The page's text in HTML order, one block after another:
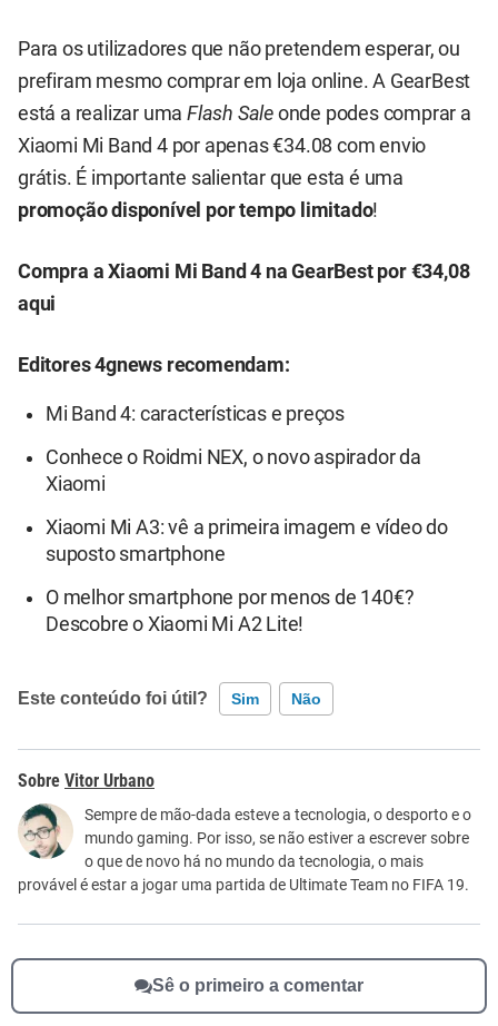
Para os utilizadores que não pretendem esperar, ou
prefiram mesmo comprar em loja online. A GearBest
está a realizar umaFlash Sale onde podes comprar a
Xiaomi Mi Band 4 por apenas €34.08 com envio
grátis. É importante salientar que esta é uma
promoção disponível por tempo limitado!
Compra a Xiaomi Mi Band 4 na GearBest por €34,08
aqui
Editores 4gnews recomendam:
Mi Band 4: características e preços
Conhece o Roidmi NEX, o novo aspirador da
Xiaomi
Xiaomi Mi A3: vê a primeira imagem e vídeo do
suposto smartphone
O melhor smartphone por menos de 140€?
Descobre o Xiaomi Mi A2 Lite!
Este conteúdo foi útil? Sim Não
Este conteúdo contém informação incorreta
Este conteúdo não tem a informação que procuro
Outro
Vitor Urbano
Sempre de mão-dada esteve a tecnologia, o desporto e o
mundo gaming. Por isso, se não estiver a escrever sobre
o que de novo há no mundo da tecnologia, o mais
provável é estar a jogar uma partida de Ultimate Team no FIFA 19.
Sê o primeiro a comentar